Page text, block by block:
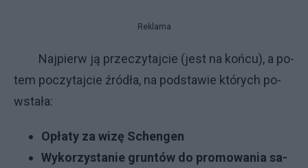
Reklama
Naj­pierw ją przeczytajcie (jest na końcu), a po­
tem po­czy­taj­cie źró­dła, na pod­sta­wie któ­ry­ch po­
wsta­ła:
Opła­ty za wi­zę Schen­gen
Wy­ko­rzy­sta­nie grun­tów do pro­mo­wa­nia sa­